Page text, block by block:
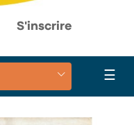
S'inscrire
☰